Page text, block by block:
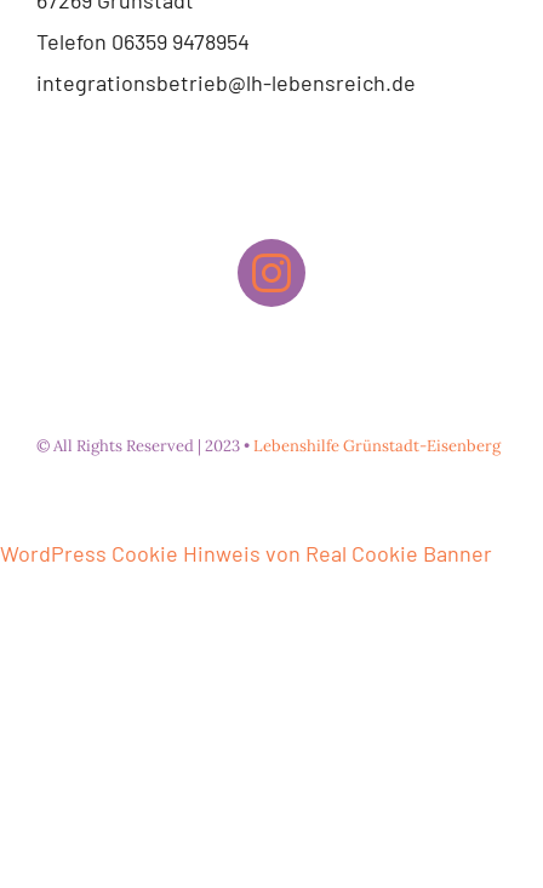
Telefon 06359 9478954
integrationsbetrieb@lh-lebensreich.de
© All Rights Reserved | 2023 •Lebenshilfe Grünstadt-Eisenberg
WordPress Cookie Hinweis von Real Cookie Banner